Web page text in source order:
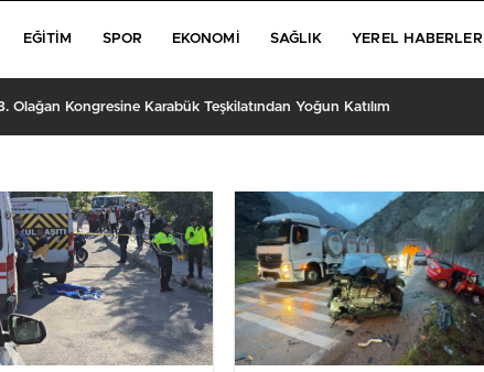
EĞITIM SPOR EKONOMI SAĞLIK YEREL HABERLER
Olağan Kongresine Karabük Teşkilatından Yoğun Katılım